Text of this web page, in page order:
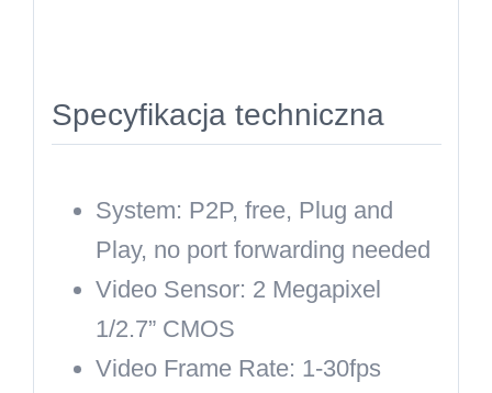
Specyfikacja techniczna
System: P2P, free, Plug and
Play, no port forwarding needed
Video Sensor: 2 Megapixel
1/2.7” CMOS
Video Frame Rate: 1-30fps